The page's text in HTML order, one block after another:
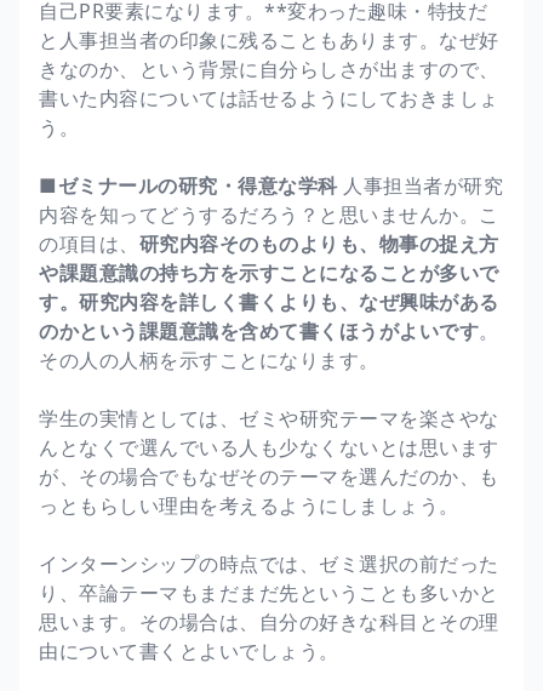
自己PR要素になります。**変わった趣味・特技だ
と人事担当者の印象に残ることもあります。なぜ好
きなのか、という背景に自分らしさが出ますので、
書いた内容については話せるようにしておきましょ
う。
■ゼミナールの研究・得意な学科人事担当者が研究
内容を知ってどうするだろう？と思いませんか。こ
の項目は、 研究内容そのものよりも、物事の捉え方
や課題意識の持ち方を示すことになることが多いで
す。研究内容を詳しく書くよりも、なぜ興味がある
のかという課題意識を含めて書くほうがよいです。
その人の人柄を示すことになります。
学生の実情としては、ゼミや研究テーマを楽さやな
んとなくで選んでいる人も少なくないとは思います
が、その場合でもなぜそのテーマを選んだのか、も
っともらしい理由を考えるようにしましょう。
インターンシップの時点では、ゼミ選択の前だった
り、卒論テーマもまだまだ先ということも多いかと
思います。その場合は、自分の好きな科目とその理
由について書くとよいでしょう。